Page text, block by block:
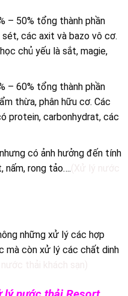
– 50% tổng thành phần
các axit và bazo vô cơ.
chủ yếu là sắt, magie,
– 60% tổng thành phần
thừa, phân hữu cơ. Các
protein, carbonhydrat, các
có ảnh hưởng đến tính
nấm, rong tảo….
những xử lý các hợp
mà còn xử lý các chất dinh